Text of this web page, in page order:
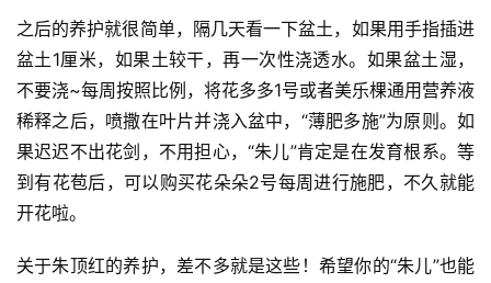
端
投
稿
须
知
之后的养护就很简单，隔几天看一下盆土，如果用手指插进
盆土1厘米，如果土较干，再一次性浇透水。如果盆土湿，
不要浇~每周按照比例，将花多多1号或者美乐棵通用营养液
稀释之后，喷撒在叶片并浇入盆中，“薄肥多施”为原则。如
果迟迟不出花剑，不用担心，“朱儿”肯定是在发育根系。等
到有花苞后，可以购买花朵朵2号每周进行施肥，不久就能
开花啦。
关于朱顶红的养护，差不多就是这些！希望你的“朱儿”也能